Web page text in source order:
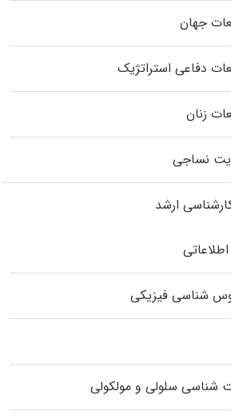
جهان
دفاعی استراتژیک
زنان
نساجی
ارشد
شناسی فیزیکی
شناسی سلولی و مولکولی